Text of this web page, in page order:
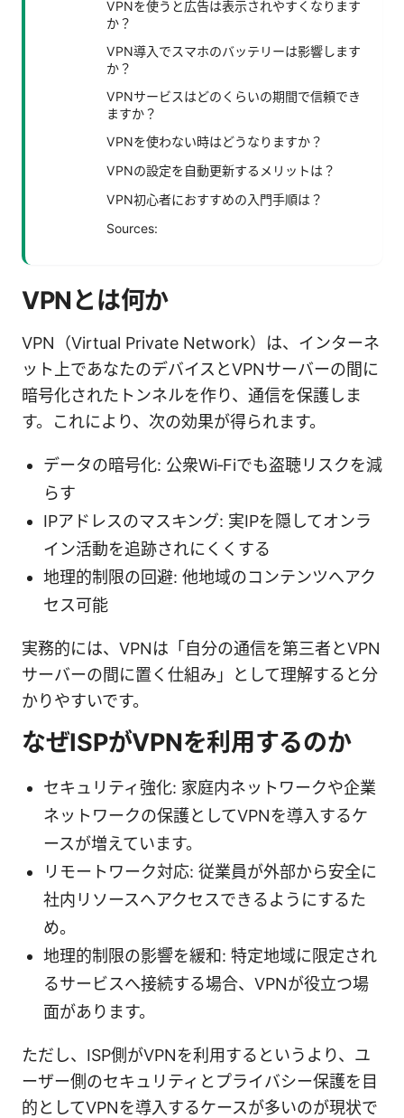
VPNを使うと広告は表示されやすくなります
か？
VPN導入でスマホのバッテリーは影響します
か？
VPNサービスはどのくらいの期間で信頼でき
ますか？
VPNを使わない時はどうなりますか？
VPNの設定を自動更新するメリットは？
VPN初心者におすすめの入門手順は？
Sources:
VPNとは何か
VPN（Virtual Private Network）は、インターネ
ット上であなたのデバイスとVPNサーバーの間に
暗号化されたトンネルを作り、通信を保護しま
す。これにより、次の効果が得られます。
データの暗号化: 公衆Wi‑Fiでも盗聴リスクを減
らす
IPアドレスのマスキング: 実IPを隠してオンラ
イン活動を追跡されにくくする
地理的制限の回避: 他地域のコンテンツへアク
セス可能
実務的には、VPNは「自分の通信を第三者とVPN
サーバーの間に置く仕組み」として理解すると分
かりやすいです。
なぜISPがVPNを利用するのか
セキュリティ強化: 家庭内ネットワークや企業
ネットワークの保護としてVPNを導入するケ
ースが増えています。
リモートワーク対応: 従業員が外部から安全に
社内リソースへアクセスできるようにするた
め。
地理的制限の影響を緩和: 特定地域に限定され
るサービスへ接続する場合、VPNが役立つ場
面があります。
ただし、ISP側がVPNを利用するというより、ユ
ーザー側のセキュリティとプライバシー保護を目
的としてVPNを導入するケースが多いのが現状で